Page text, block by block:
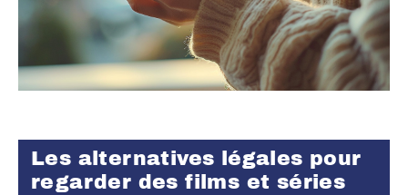
Les alternatives légales pour
regarder des films et séries